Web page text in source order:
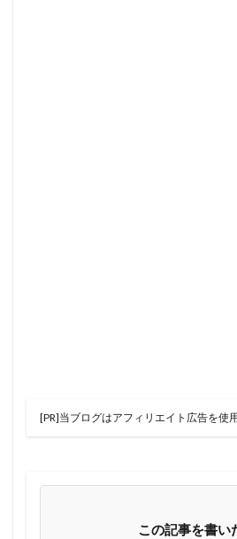
[PR]当ブログはアフィリエイト広告を使
この記事を書い